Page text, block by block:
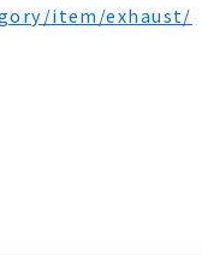
item/exhaust/